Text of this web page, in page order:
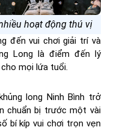
hoạt động thú vị
đến vui chơi giải trí và
Long là điểm đến lý
mọi lứa tuổi.
long Ninh Bình trở
chuẩn bị trước một vài
bí kíp vui chơi trọn vẹn